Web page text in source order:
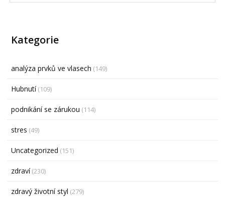
Kategorie
analýza prvků ve vlasech (149)
Hubnutí(109)
podnikání se zárukou (114)
stres (49)
Uncategorized (151)
zdraví(230)
zdravý životní styl (279)